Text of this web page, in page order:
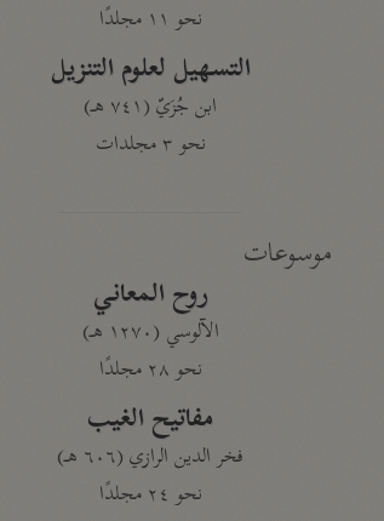
نحو ١١ مجلدًا
التسهيل لعلوم التنزيل
ابن جُزَيّ (٧٤١ هـ)
نحو ٣ مجلدات
موسوعات
روح المعاني
الآلوسي (١٢٧٠ هـ)
نحو ٢٨ مجلدًا
مفاتيح الغيب
فخر الدين الرازي (٦٠٦ هـ)
نحو ٢٤ مجلدًا